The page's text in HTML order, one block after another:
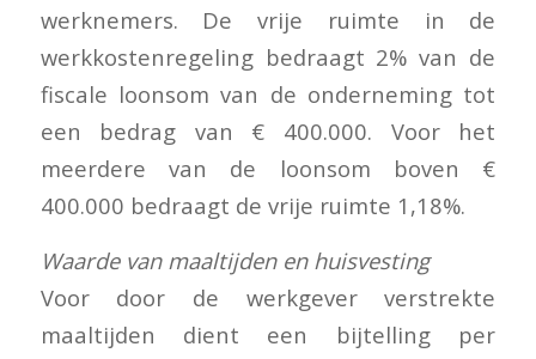
werknemers. De vrije ruimte in de
werkkostenregeling bedraagt 2% van de
fiscale loonsom van de onderneming tot
een bedrag van € 400.000. Voor het
meerdere van de loonsom boven €
400.000 bedraagt de vrije ruimte 1,18%.
Waarde van maaltijden en huisvesting
Voor door de werkgever verstrekte
maaltijden dient een bijtelling per